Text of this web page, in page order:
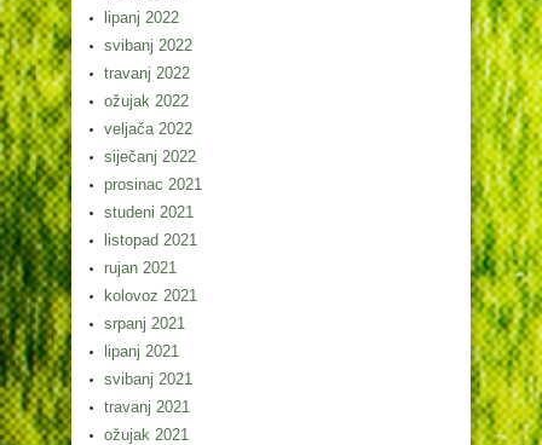
lipanj 2022
svibanj 2022
travanj 2022
ožujak 2022
veljača 2022
siječanj 2022
prosinac 2021
studeni 2021
listopad 2021
rujan 2021
kolovoz 2021
srpanj 2021
lipanj 2021
svibanj 2021
travanj 2021
ožujak 2021